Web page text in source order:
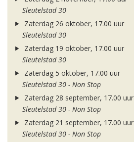
Sleutelstad 30
Zaterdag 26 oktober, 17.00 uur
Sleutelstad 30
Zaterdag 19 oktober, 17.00 uur
Sleutelstad 30
Zaterdag 5 oktober, 17.00 uur
Sleutelstad 30 - Non Stop
Zaterdag 28 september, 17.00 uur
Sleutelstad 30 - Non Stop
Zaterdag 21 september, 17.00 uur
Sleutelstad 30 - Non Stop